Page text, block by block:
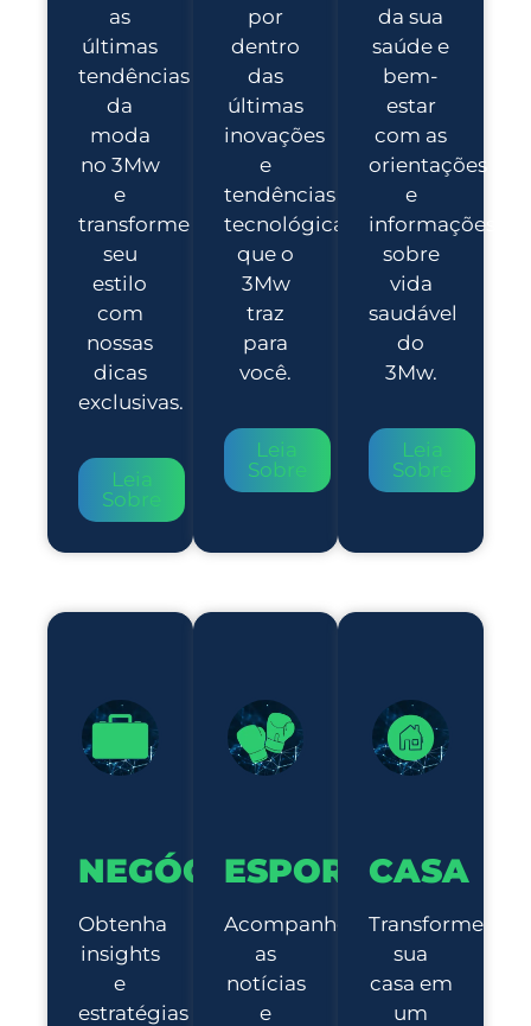
as
últimas
tendências
da
moda
no 3Mw
e
transforme
seu
estilo
com
nossas
dicas
exclusivas.
Leia
Sobre
por
dentro
das
últimas
inovações
e
tendências
tecnológicas
que o
3Mw
traz
para
você.
Leia
Sobre
da sua
saúde e
bem-
estar
com as
orientações
e
informações
sobre
vida
saudável
do
3Mw.
Leia
Sobre
NEGÓCIOS
Obtenha
insights
e
estratégias
ESPORTE
Acompanhe
as
notícias
e
CASA
Transforme
sua
casa em
um